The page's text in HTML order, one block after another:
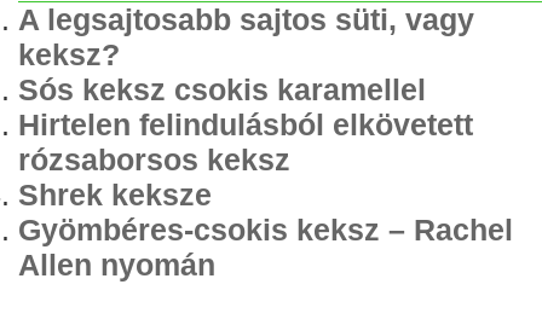
A legsajtosabb sajtos süti, vagy
keksz?
Sós keksz csokis karamellel
Hirtelen felindulásból elkövetett
rózsaborsos keksz
Shrek keksze
Gyömbéres-csokis keksz – Rachel
Allen nyomán